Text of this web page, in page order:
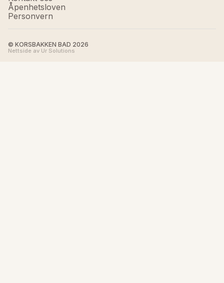
Åpenhetsloven
Personvern
© KORSBAKKEN BAD 2026
Nettside av Ur Solutions